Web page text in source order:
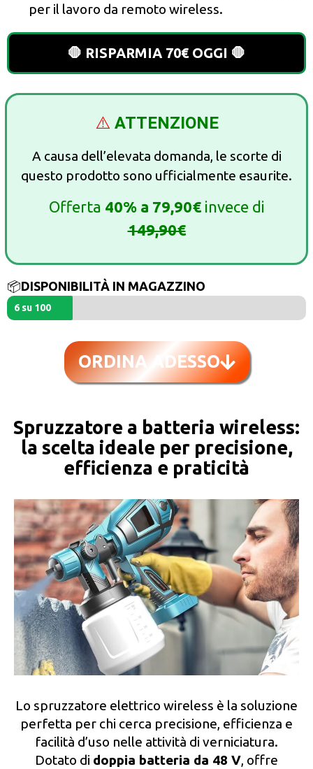
per il lavoro da remoto wireless.
🛑 RISPARMIA 70€ OGGI 🛑
⚠️ ATTENZIONE
A causa dell’elevata domanda, le scorte di
questo prodotto sono ufficialmente esaurite.
Offerta 40%a 79,90€ invece di
149,90€
📦DISPONIBILITÀ IN MAGAZZINO
6 su 100
ORDINA ADESSO
Spruzzatore a batteria wireless:
la scelta ideale per precisione,
efficienza e praticità
Lo spruzzatore elettrico wireless è la soluzione
perfetta per chi cerca precisione, efficienza e
facilità d’uso nelle attività di verniciatura.
Dotato di doppia batteria da 48 V, offre